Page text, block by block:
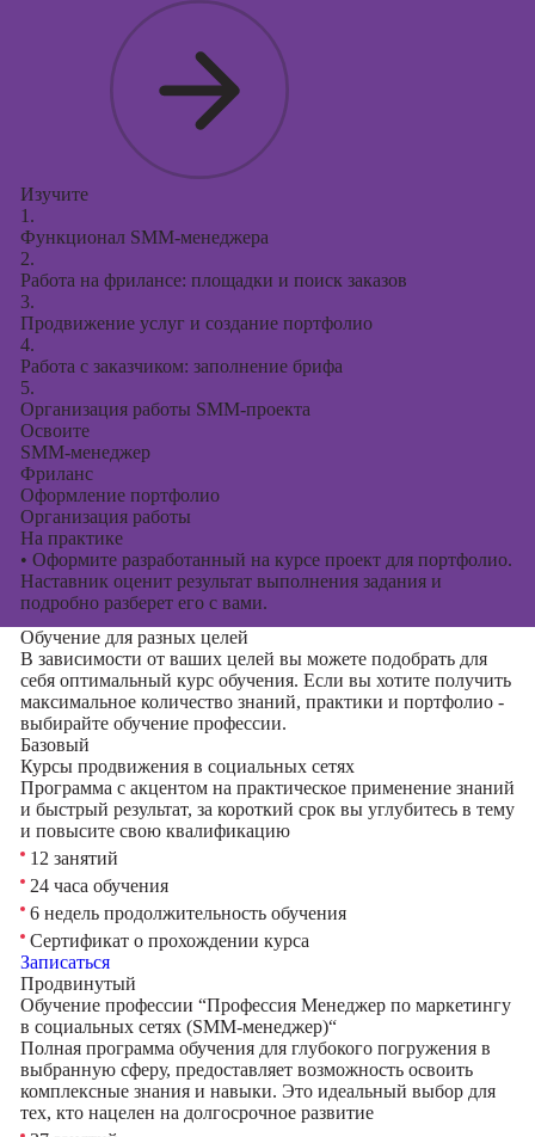
Изучите
1.
Функционал SMM-менеджера
2.
Работа на фрилансе: площадки и поиск заказов
3.
Продвижение услуг и создание портфолио
4.
Работа с заказчиком: заполнение брифа
5.
Организация работы SMM-проекта
Освоите
SMM-менеджер
Фриланс
Оформление портфолио
Организация работы
На практике
• Оформите разработанный на курсе проект для портфолио.
Наставник оценит результат выполнения задания и
подробно разберет его с вами.
Обучение для разных целей
В зависимости от ваших целей вы можете подобрать для
себя оптимальный курс обучения. Если вы хотите получить
максимальное количество знаний, практики и портфолио -
выбирайте обучение профессии.
Базовый
Курсы продвижения в социальных сетях
Программа с акцентом на практическое применение знаний
и быстрый результат, за короткий срок вы углубитесь в тему
и повысите свою квалификацию
12 занятий
24 часа обучения
6 недель продолжительность обучения
Сертификат о прохождении курса
Записаться
Продвинутый
Обучение профессии “Профессия Менеджер по маркетингу
в социальных сетях (SMM-менеджер)“
Полная программа обучения для глубокого погружения в
выбранную сферу, предоставляет возможность освоить
комплексные знания и навыки. Это идеальный выбор для
тех, кто нацелен на долгосрочное развитие